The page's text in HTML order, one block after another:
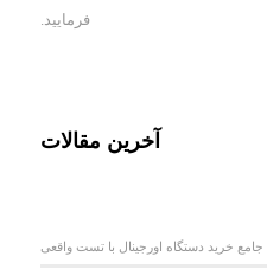
فرمایید.
آخرین مقالات
خرید دستگاه اورجینال با تست واقعی